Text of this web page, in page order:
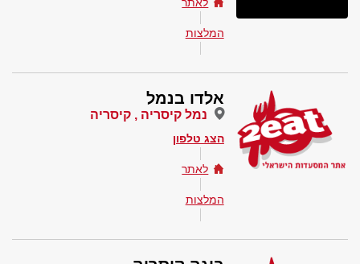
המלצות
אלדו בנמל
נמל קיסריה , קיסריה
הצג טלפון
לאתר
המלצות